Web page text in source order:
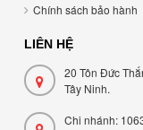
Chính sách bảo hành
LIÊN HỆ
20 Tôn Đức
Tây Ninh.
Chi nhánh: